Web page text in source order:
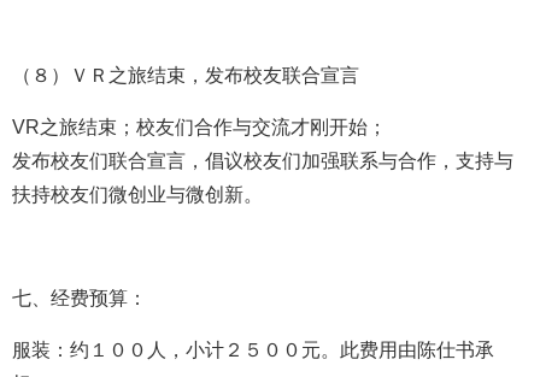
（８）ＶＲ之旅结束，发布校友联合宣言
VR之旅结束； 校友们合作与交流才刚开始；
发布校友们联合宣言，倡议校友们加强联系与合作，支持与
扶持校友们微创业与微创新。
七、经费预算：
服装：约１００人，小计２５００元。此费用由陈仕书承